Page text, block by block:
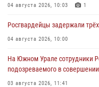
04 августа 2026, 10:03 1
Росгвардейцы задержали
04 августа 2026, 10:00
На Южном Урале сотрудники
подозреваемого в
03 августа 2026, 11:41